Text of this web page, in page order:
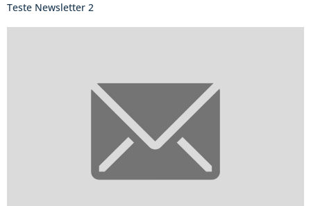
Teste Newsletter 2